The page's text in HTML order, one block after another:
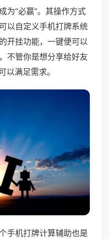
为“必赢”。其操作方式
以自定义手机打牌系统
开挂功能，一键便可以
不管你是想分享给好友
以满足需求。
手机打牌计算辅助也是